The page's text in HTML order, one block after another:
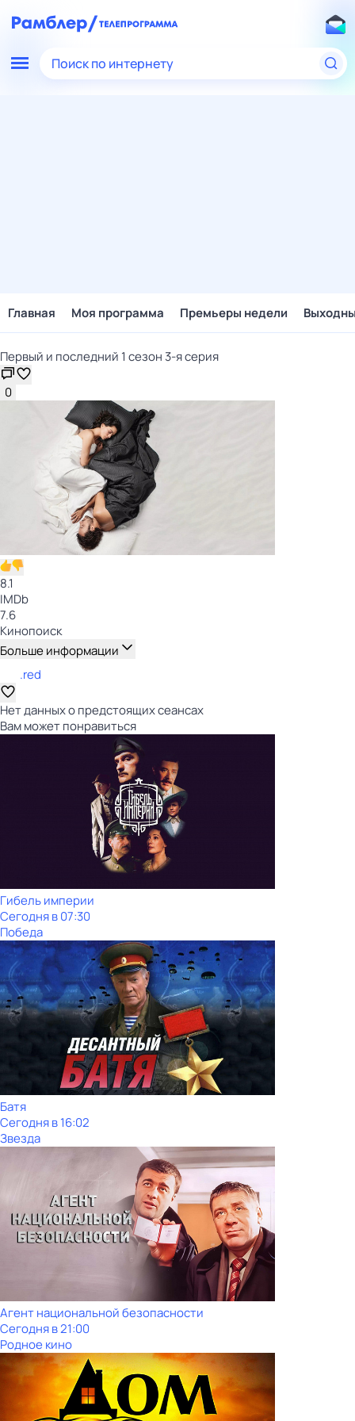
Поиск по интернету
Главная Моя программа Премьеры недели
Первый и последний 1 сезон 3-я серия
0
8.1
IMDb
7.6
Кинопоиск
Больше информации
.red
Нет данных о предстоящих сеансах
Вам может понравиться
Гибель империи
Сегодня в 07:30
Победа
Батя
Сегодня в 16:02
Звезда
Агент национальной безопасности
Сегодня в 21:00
Родное кино